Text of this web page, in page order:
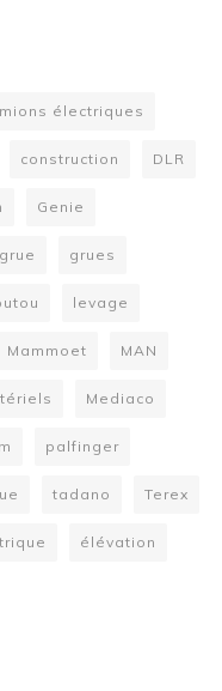
électriques
construction DLR
Genie
grue grues
levage
Mammoet MAN
Mediaco
palfinger
tadano Terex
élévation